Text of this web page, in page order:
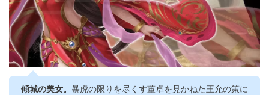
傾城の美女。 暴虎の限りを尽くす董卓を見かねた王允の策に